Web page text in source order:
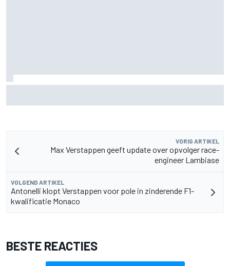
VORIG ARTIKEL
Max Verstappen geeft update over opvolger race-
engineer Lambiase
VOLGEND ARTIKEL
Antonelli klopt Verstappen voor pole in zinderende F1-
kwalificatie Monaco
BESTE REACTIES